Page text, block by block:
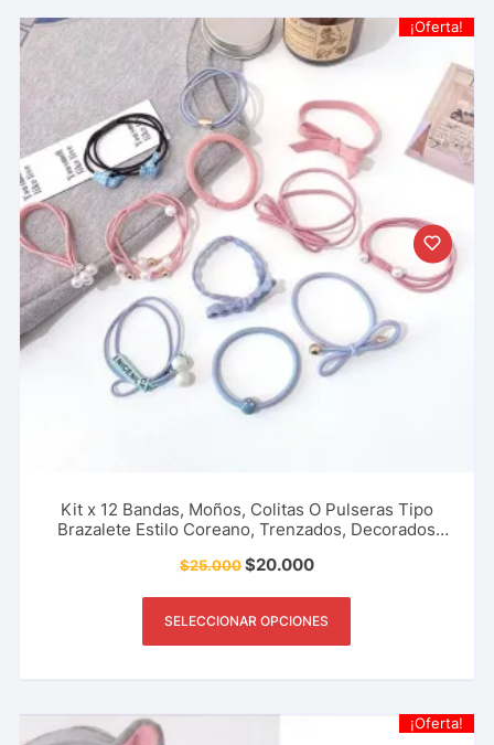
¡Oferta!
Kit x 12 Bandas, Moños, Colitas O Pulseras Tipo
Brazalete Estilo Coreano, Trenzados, Decorados
$25.000$20.000
SELECCIONAR OPCIONES
¡Oferta!